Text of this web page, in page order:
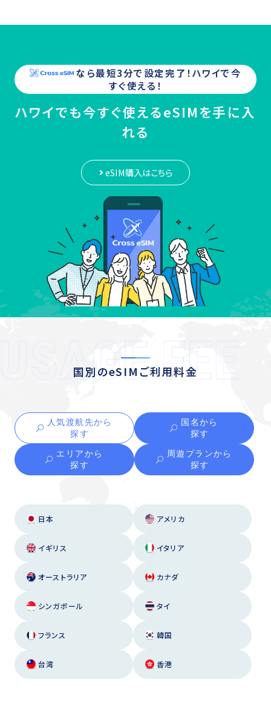
なら最短3分で設定完了！ハワイで今
すぐ使える！
ハワイでも今すぐ使えるeSIMを手に入
れる
eSIM購入はこちら
国別のeSIMご利用料金
人気渡航先から
探す
国名から
探す
エリアから
探す
周遊プランから
探す
日本 アメリカ
イギリス イタリア
オーストラリア カナダ
シンガポール タイ
フランス 韓国
台湾 香港